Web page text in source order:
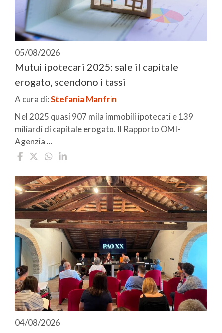
05/08/2026
Mutui ipotecari 2025: sale il capitale
erogato, scendono i tassi
A cura di:Stefania Manfrin
Nel 2025 quasi 907 mila immobili ipotecati e 139
miliardi di capitale erogato. Il Rapporto OMI-
Agenzia ...
04/08/2026